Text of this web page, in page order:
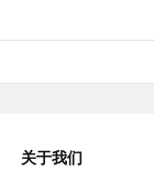
关于我们